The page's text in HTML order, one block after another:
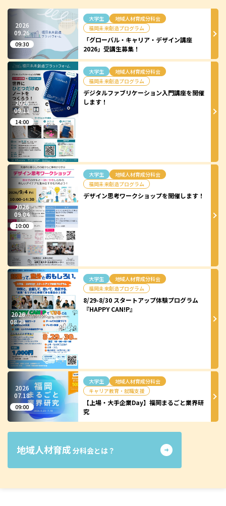
2026
09.26
09:30
大学生
地域人材育成分科会
福岡未来創造プログラム
「グローバル・キャリア・デザイン講座
2026」受講生募集！
2026
09.11
14:00
大学生
地域人材育成分科会
福岡未来創造プログラム
デジタルファブリケーション入門講座を開催
します！
2026
09.04
10:00
大学生
地域人材育成分科会
福岡未来創造プログラム
デザイン思考ワークショップを開催します！
2026
08.29
大学生
地域人材育成分科会
福岡未来創造プログラム
8/29-8/30 スタートアップ体験プログラム
『HAPPY CAN!P』
2026
07.18
09:00
大学生
地域人材育成分科会
キャリア教育・就職支援
【上場・大手企業Day】福岡まるごと業界研
究
地域人材育成 分科会とは？